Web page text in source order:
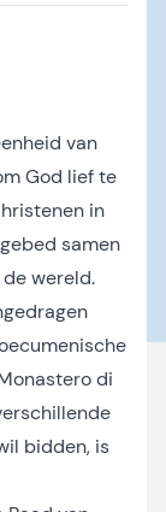
van
God lief te
in
samen
wereld.
di
bidden, is